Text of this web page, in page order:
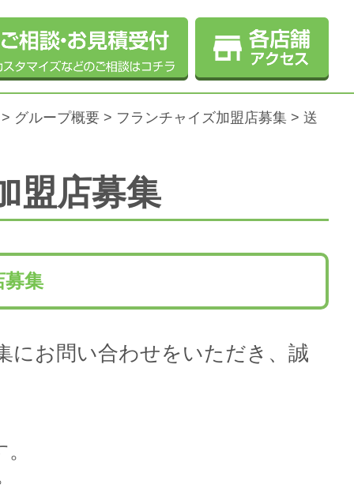
グループ概要 > フランチャイズ加盟店募集 > 送
盟店募集
募集
にお問い合わせをいただき、誠